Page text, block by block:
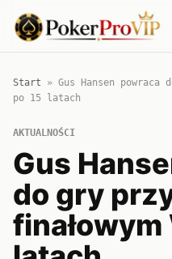
Start » Gus Hansen powraca
po 15 latach
AKTUALNOŚCI
Gus
do gry
finałowym